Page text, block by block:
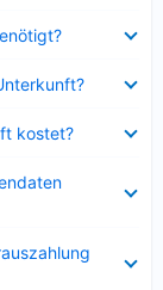
kostet?